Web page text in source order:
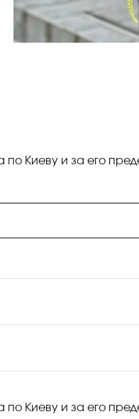
Киеву и за его
Киеву и за его